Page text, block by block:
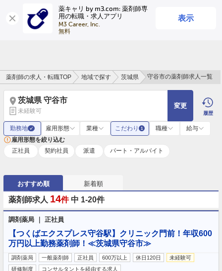
薬キャリ by m3.com: 薬剤師専
用の転職・求人アプリ
M3 Career, Inc.
無料
表示
ログイン
薬剤師の求人・転職TOP 地域で探す 茨城県 守谷市の薬剤師求人一覧
茨城県 守谷市
未経験可
変更
履歴
勤務地 ✓ 雇用形態 業種 こだわり 1 職種
給与
雇用形態を絞り込む
正社員
契約社員 派遣 パート・アルバイト
おすすめ順 新着順
薬剤師求人 14件 中 1-20件
調剤薬局 ｜ 正社員
【つくばエクスプレス守谷駅】クリニック門前！年収600
万円以上勤務薬剤師！≪茨城県守谷市≫
調剤薬局 一般薬剤師 正社員 600万以上 休日120日
未経験可
研修制度
コンサルタントを経由する求人